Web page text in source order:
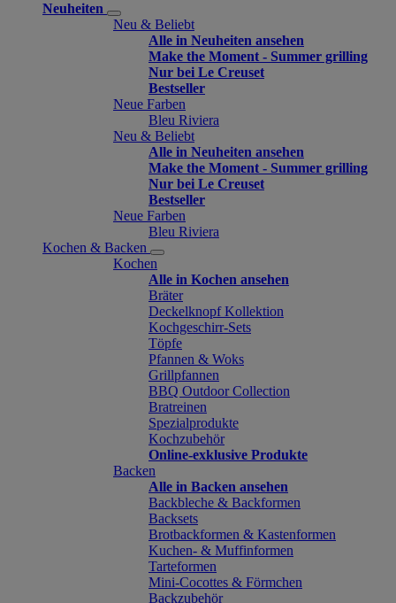
Neuheiten
Neu & Beliebt
Alle in Neuheiten ansehen
Make the Moment - Summer grilling
Nur bei Le Creuset
Bestseller
Neue Farben
Bleu Riviera
Neu & Beliebt
Alle in Neuheiten ansehen
Make the Moment - Summer grilling
Nur bei Le Creuset
Bestseller
Neue Farben
Bleu Riviera
Kochen & Backen
Kochen
Alle in Kochen ansehen
Bräter
Deckelknopf Kollektion
Kochgeschirr-Sets
Töpfe
Pfannen & Woks
Grillpfannen
BBQ Outdoor Collection
Bratreinen
Spezialprodukte
Kochzubehör
Online-exklusive Produkte
Backen
Alle in Backen ansehen
Backbleche & Backformen
Backsets
Brotbackformen & Kastenformen
Kuchen- & Muffinformen
Tarteformen
Mini-Cocottes & Förmchen
Backzubehör